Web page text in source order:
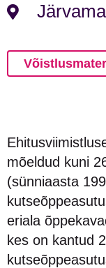
mõeldud kuni
(sünniaasta
eriala
kes on kantud